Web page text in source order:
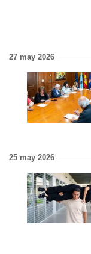
27 may 2026
25 may 2026